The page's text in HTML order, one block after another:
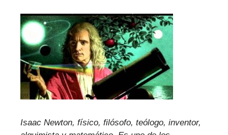
Isaac Newton, físico, filósofo, teólogo, inventor,